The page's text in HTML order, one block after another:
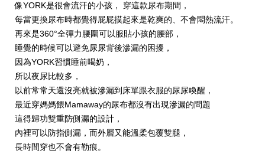
像YORK是很會流汗的小孩， 穿這款尿布期間，
每當更換尿布時都覺得屁屁摸起來是乾爽的、不會悶熱流汗。
再來是360°全彈力腰圍可以服貼小孩的腰部，
睡覺的時候可以避免尿尿背後滲漏的困擾，
因為YORK習慣睡前喝奶，
所以夜尿比較多，
以前常常天還沒亮就被滲漏到床單跟衣服的尿尿喚醒，
最近穿媽媽餵Mamaway的尿布都沒有出現滲漏的問題
這得歸功雙重防側漏的設計，
內裡可以防指側漏，而外層又能溫柔包覆雙腿，
長時間穿也不會有勒痕。